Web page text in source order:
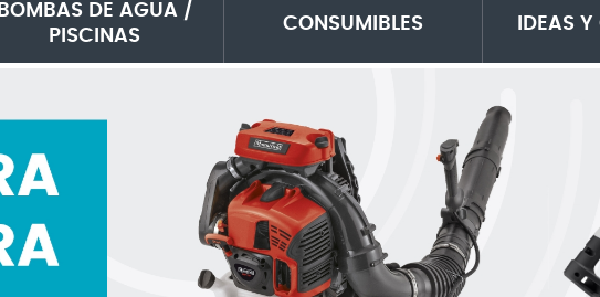
BOMBAS DE AGUA /
PISCINAS
CONSUMIBLES IDEAS